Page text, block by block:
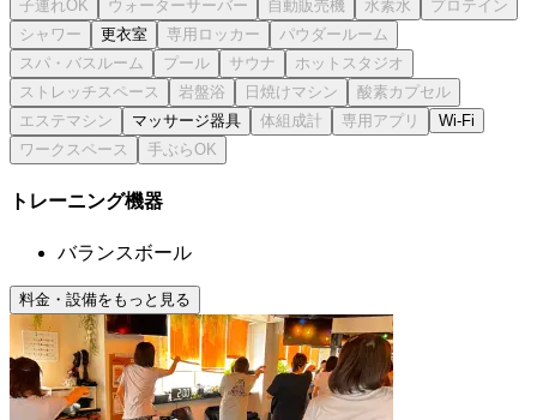
更衣室
マッサージ器具 Wi-Fi
トレーニング機器
バランスボール
料金・設備をもっと見る